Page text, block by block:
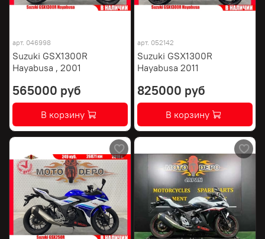
арт. 046998
Suzuki GSX1300R
Hayabusa , 2001
565000 руб
В корзину
арт. 052142
Suzuki GSX1300R
Hayabusa 2011
825000 руб
В корзину